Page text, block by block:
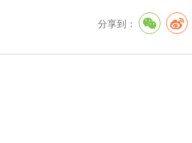
分享到：